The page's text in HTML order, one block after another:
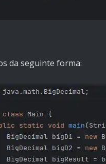
da seguinte forma: